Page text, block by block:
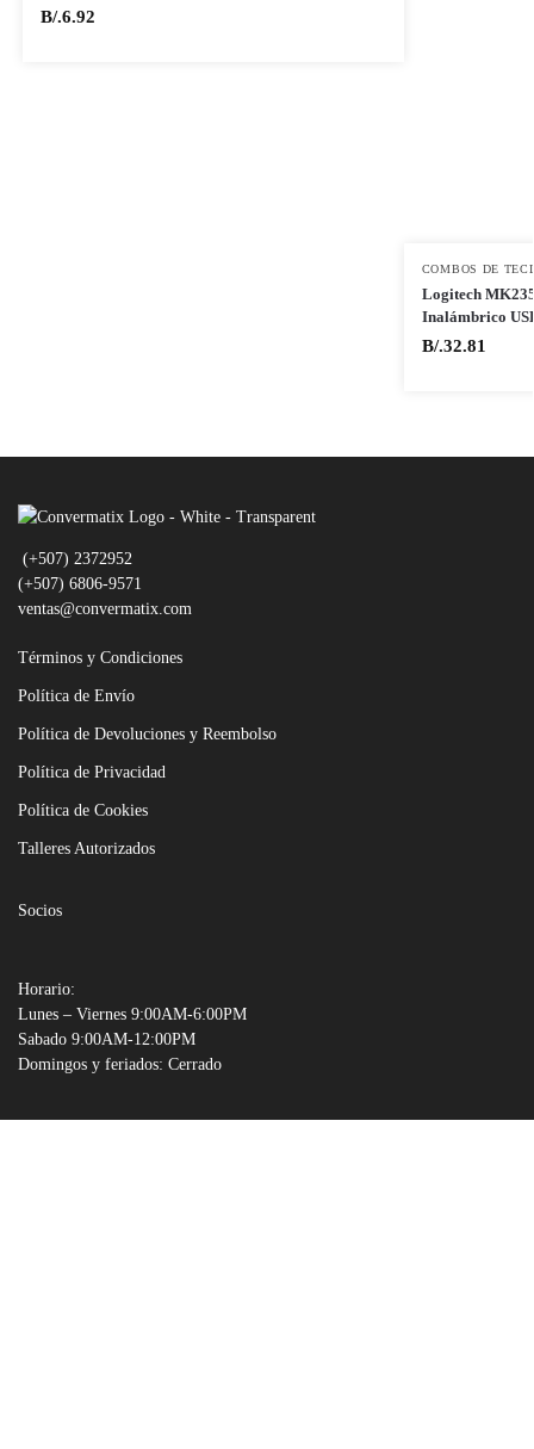
B/.6.92
COMBOS DE
Logitech
Inalámbrico
B/.32.81
(+507) 2372952
(+507) 6806-9571
ventas@convermatix.com
Términos y Condiciones
Política de Envío
Política de Devoluciones y Reembolso
Política de Privacidad
Política de Cookies
Talleres Autorizados
Socios
Horario:
Lunes – Viernes 9:00AM-6:00PM
Sabado 9:00AM-12:00PM
Domingos y feriados: Cerrado